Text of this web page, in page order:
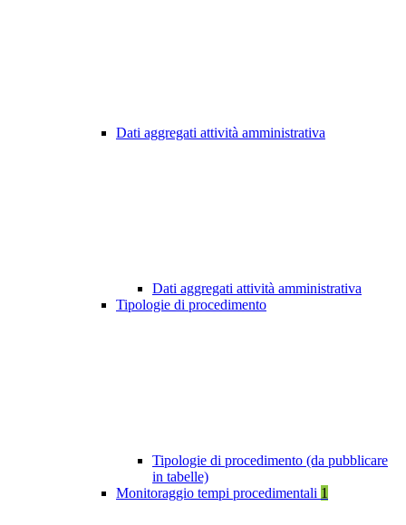
Dati aggregati attività amministrativa
Dati aggregati attività amministrativa
Tipologie di procedimento
Tipologie di procedimento (da pubblicare
in tabelle)
Monitoraggio tempi procedimentali 1